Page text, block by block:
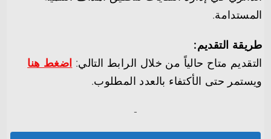
المستدامة.
طريقة التقديم:
التقديم متاح حالياً من خلال الرابط التالي: اضغط هنا
ويستمر حتى الأكتفاء بالعدد المطلوب.
-‏